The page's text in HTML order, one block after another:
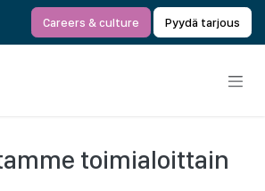
Careers & culture Pyydä tarjous
toimialoittain